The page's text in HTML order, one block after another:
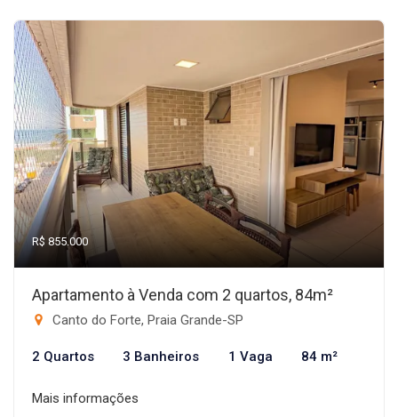
R$ 855.000
Apartamento à Venda com 2 quartos, 84m²
Canto do Forte, Praia Grande-SP
2 Quartos 3 Banheiros 1 Vaga 84 m²
Mais informações